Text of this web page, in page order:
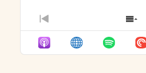
PREVIOUS
EPISODE